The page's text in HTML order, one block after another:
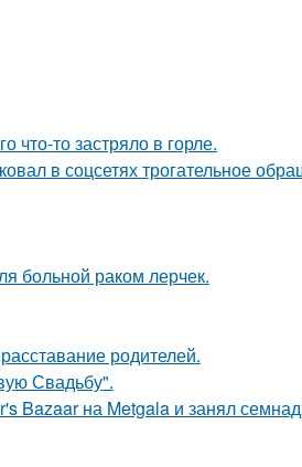
что-то застряло в горле.
в соцсетях трогательное
больной раком лерчек.
родителей.
Свадьбу".
Bazaar на Metgala и занял